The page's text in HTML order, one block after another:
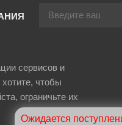
сервисов и
чтобы
ограничьте их
Ожидается